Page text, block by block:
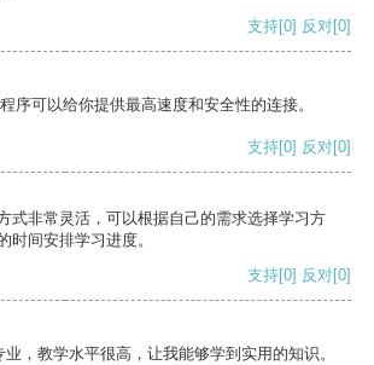
支持[0] 反对[0]
序可以给你提供最高速度和安全性的连接。
支持[0] 反对[0]
式非常灵活，可以根据自己的需求选择学习方
时间安排学习进度。
支持[0] 反对[0]
，教学水平很高，让我能够学到实用的知识。